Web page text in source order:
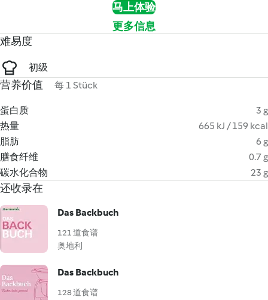
马上体验
更多信息
难易度
初级
营养价值 每 1 Stück
蛋白质
3 g
热量
665 kJ / 159 kcal
脂肪
6 g
膳食纤维
0.7 g
碳水化合物
23 g
还收录在
Das Backbuch
121 道食谱
奥地利
Das Backbuch
128 道食谱